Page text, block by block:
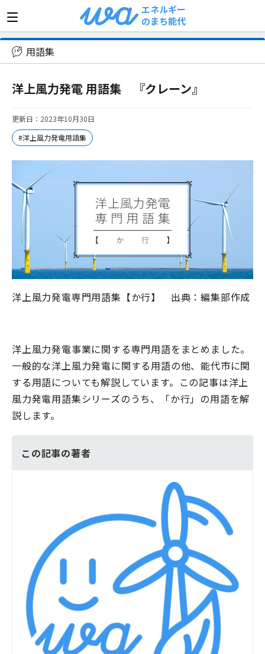
エネルギー
のまち能代
洋上風力発電 用語集 『クレーン』
用語集
洋上風力発電 用語集 『クレーン』
更新日：2023年10月30日
#洋上風力発電用語集
洋上風力発電専門用語集【か行】 出典：編集部作成
洋上風力発電事業に関する専門用語をまとめました。
一般的な洋上風力発電に関する用語の他、能代市に関
する用語についても解説しています。この記事は洋上
風力発電用語集シリーズのうち、「か行」の用語を解
説します。
この記事の著者